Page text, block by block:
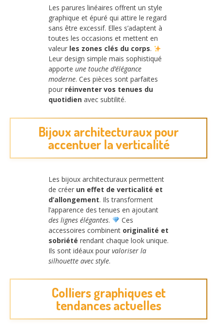
Les parures linéaires offrent un style
graphique et épuré qui attire le regard
sans être excessif. Elles s’adaptent à
toutes les occasions et mettent en
valeur les zones clés du corps.
Leur design simple mais sophistiqué
apporte une touche d’élégance
moderne. Ces pièces sont parfaites
pour réinventer vos tenues du
quotidien avec subtilité.
Bijoux architecturaux pour
accentuer la verticalité
Les bijoux architecturaux permettent
de créer un effet de verticalité et
d’allongement. Ils transforment
l’apparence des tenues en ajoutant
des lignes élégantes.
Ces
accessoires combinent originalité et
sobriété rendant chaque look unique.
Ils sont idéaux pour valoriser la
silhouette avec style.
Colliers graphiques et
tendances actuelles